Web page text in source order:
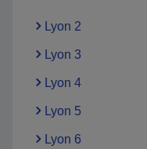
Lyon 2
Lyon 3
Lyon 4
Lyon 5
Lyon 6